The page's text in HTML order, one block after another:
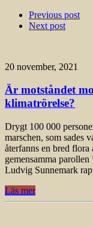
Previous post
Next post
20 november, 2021
Är motståndet
klimatrörelse?
Drygt 100 000
marschen, som sades
återfanns en bred
gemensamma
Ludvig Sunnemark
Läs mer